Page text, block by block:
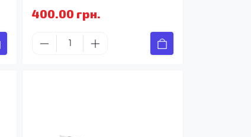
400.00 грн.